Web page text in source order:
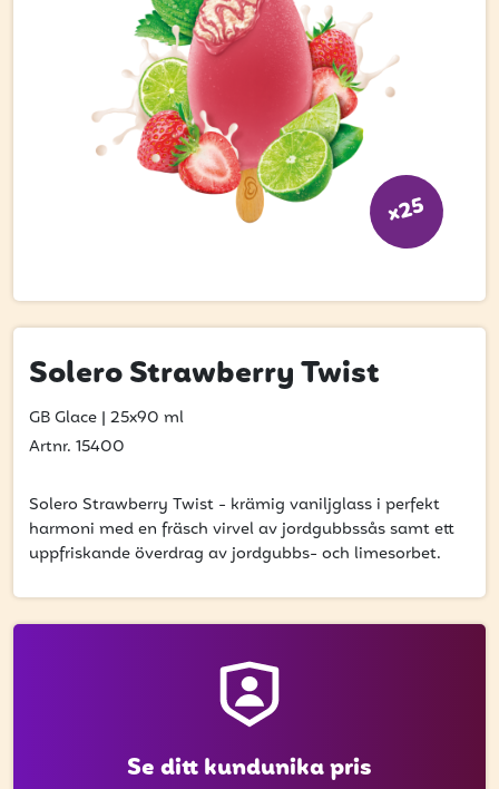
Hitta din grossist
Hållbarhet
Jobba hos oss
Glassutbildningar
få uppdateringar kring kampanjer?
Ange din e-postadress nedan för att ta del av våra nyheter
och erbjudanden.
E-postadress
x25
Solero Strawberry Twist
GB Glace | 25x90 ml
Artnr. 15400
Solero Strawberry Twist - krämig vaniljglass i perfekt
harmoni med en fräsch virvel av jordgubbssås samt ett
uppfriskande överdrag av jordgubbs- och limesorbet.
Se ditt kundunika pris